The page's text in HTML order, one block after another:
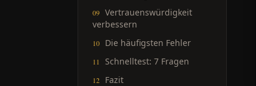
Vertrauenswürdigkeit
verbessern
Die häufigsten Fehler
Schnelltest: 7 Fragen
Fazit